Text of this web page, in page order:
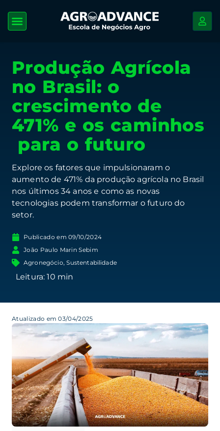
Produção Agrícola
no Brasil: o
crescimento de
471% e os caminhos
para o futuro
Explore os fatores que impulsionaram o
aumento de 471% da produção agrícola no Brasil
nos últimos 34 anos e como as novas
tecnologias podem transformar o futuro do
setor.
Publicado em 09/10/2024
João Paulo Marin Sebim
Agronegócio,Sustentabilidade
Atualizado em 03/04/2025